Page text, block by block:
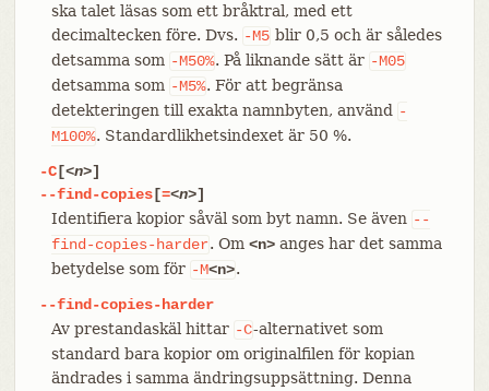
ska talet läsas som ett bråktral, med ett
decimaltecken före. Dvs. -M5 blir 0,5 och är således
detsamma som -M50%. På liknande sätt är -M05
detsamma som -M5%. För att begränsa
detekteringen till exakta namnbyten, använd
-
M100%. Standardlikhetsindexet är 50 %.
-C[<n>]
--find-copies[=<n>]
Identifiera kopior såväl som byt namn. Se även --
find-copies-harder. Om <n>anges har det samma
betydelse som för -M<n>.
--find-copies-harder
Av prestandaskäl hittar -C-alternativet som
standard bara kopior om originalfilen för kopian
ändrades i samma ändringsuppsättning. Denna